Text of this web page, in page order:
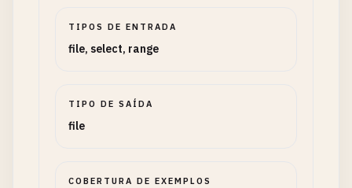
TIPOS DE ENTRADA
file, select, range
TIPO DE SAÍDA
file
COBERTURA DE EXEMPLOS